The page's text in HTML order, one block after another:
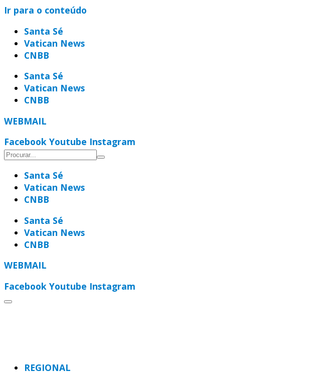
Ir para o conteúdo
Santa Sé
Vatican News
CNBB
Santa Sé
Vatican News
CNBB
WEBMAIL
Facebook Youtube Instagram
Santa Sé
Vatican News
CNBB
Santa Sé
Vatican News
CNBB
WEBMAIL
Facebook Youtube Instagram
REGIONAL